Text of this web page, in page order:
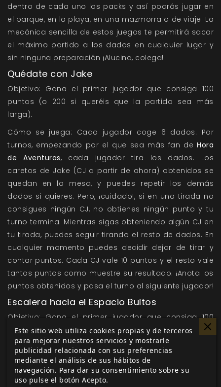
dentro de cada uno los packs y así podrás jugar en
el parque, en la playa, en una mazmorra o de viaje. La
mecánica sencilla de estos juegos te permitirá sacar
el máximo partido a los dados en cualquier lugar y
sin ninguna preparación ¡Alucina, colega!
Quédate con Jake
Objetivo: Gana el primer jugador que consiga 100
puntos (o 200 si queréis que la partida sea más
larga).
Cómo se juega: Cada jugador coge 6 dados. Por
turnos, empezando por el que sea más fan de Hora
de Aventuras, cada jugador tira los dados. Los
caretos de Jake (CJ a partir de ahora) obtenidos se
quedan en la mesa, y puedes repetir los demás
dados si quieres. Pero, ¡cuidado!, si en una tirada no
consigues ningún CJ, no obtienes ningún punto y tu
turno termina. Mientras sigas obteniendo algún CJ en
tu tirada, puedes seguir tirando el resto de dados. En
cualquier momento puedes decidir dejar de tirar y
contar puntos. Cada CJ vale 10 puntos y el resto vale
tantos puntos como muestre su resultado. ¡Anota los
puntos obtenidos y pasa el turno al siguiente jugador!
Escalera hacia el Espacio Bultos
Objetivo: Gana el primer jugador que consiga 100
puntos (o 200 si queréis que la partida sea más
larga). Cómo se juega: Cada jugador coge 6 dados.
Por turnos, empezando por el que mejor imite a la
Princesa Bultos cada jugador tira los dados y mira el
mejor resultado que ha obtenido:
Este sitio web utiliza cookies propias y de terceros
para mejorar nuestros servicios y mostrarle
publicidad relacionada con sus preferencias
mediante el análisis de sus hábitos de
navegación. Para dar su consentimiento sobre su
uso pulse el botón Acepto.